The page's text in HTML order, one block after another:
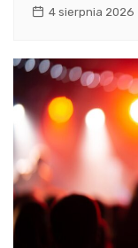
4 sierpnia 2026